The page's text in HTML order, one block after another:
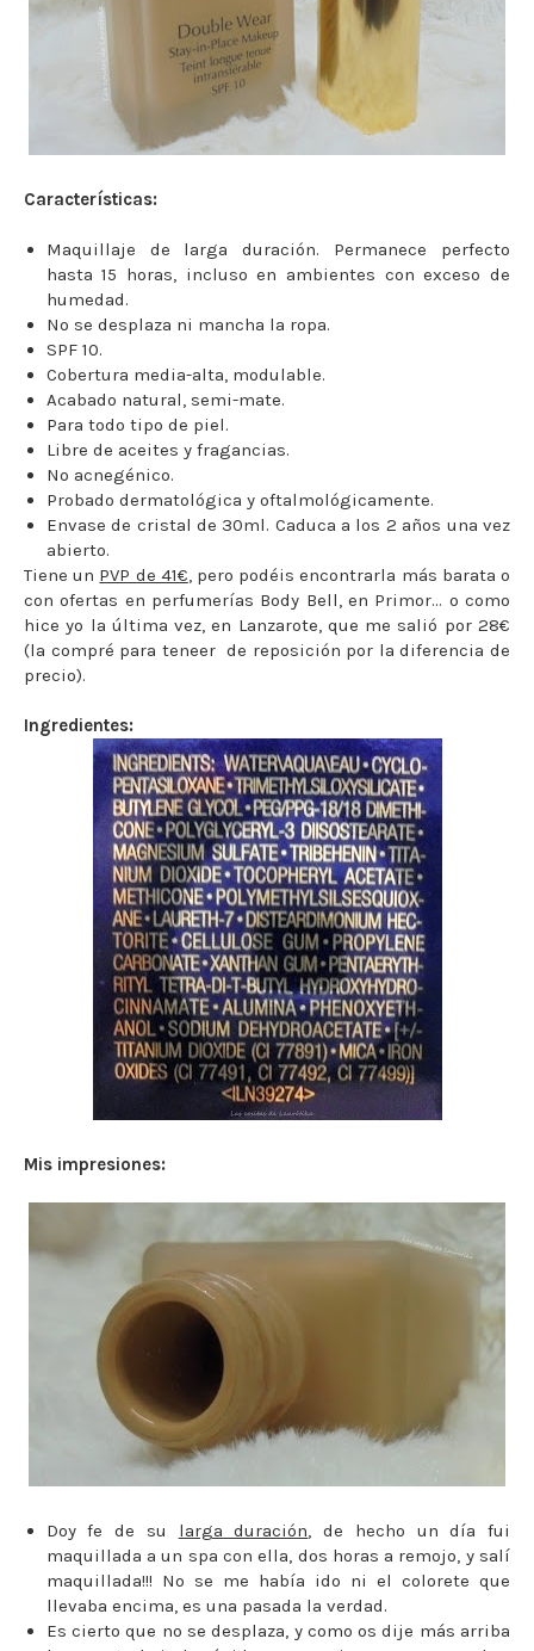
Características:
Maquillaje de larga duración. Permanece perfecto
hasta 15 horas, incluso en ambientes con exceso de
humedad.
No se desplaza ni mancha la ropa.
SPF 10.
Cobertura media-alta, modulable.
Acabado natural, semi-mate.
Para todo tipo de piel.
Libre de aceites y fragancias.
No acnegénico.
Probado dermatológica y oftalmológicamente.
Envase de cristal de 30ml. Caduca a los 2 años una vez
abierto.
Tiene un PVP de 41€, pero podéis encontrarla más barata o
con ofertas en perfumerías Body Bell, en Primor... o como
hice yo la última vez, en Lanzarote, que me salió por 28€
(la compré para teneer de reposición por la diferencia de
precio).
Ingredientes:
Mis impresiones:
Doy fe de su larga duración, de hecho un día fui
maquillada a un spa con ella, dos horas a remojo, y salí
maquillada!!! No se me había ido ni el colorete que
llevaba encima, es una pasada la verdad.
Es cierto que no se desplaza, y como os dije más arriba